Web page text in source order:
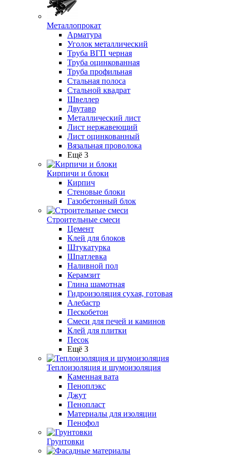
Металлопрокат
Арматура
Уголок металлический
Труба ВГП черная
Труба оцинкованная
Труба профильная
Стальная полоса
Стальной квадрат
Швеллер
Двутавр
Металлический лист
Лист нержавеющий
Лист оцинкованный
Вязальная проволока
Ещё 3
Кирпичи и блоки
Кирпич
Стеновые блоки
Газобетонный блок
Строительные смеси
Цемент
Клей для блоков
Штукатурка
Шпатлевка
Наливной пол
Керамзит
Глина шамотная
Гидроизоляция сухая, готовая
Алебастр
Пескобетон
Смеси для печей и каминов
Клей для плитки
Песок
Ещё 3
Теплоизоляция и шумоизоляция
Каменная вата
Пеноплэкс
Джут
Пенопласт
Материалы для изоляции
Пенофол
Грунтовки